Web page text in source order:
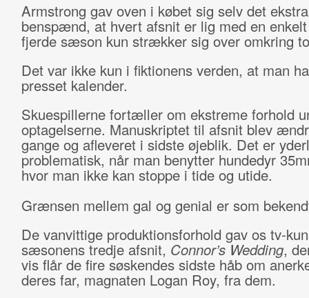
Armstrong gav oven i købet sig selv det ekstra
benspænd, at hvert afsnit er lig med en
fjerde sæson kun strækker sig over omkring
Det var ikke kun i fiktionens verden, at man
presset kalender.
Skuespillerne fortæller om ekstreme forhold
optagelserne. Manuskriptet til afsnit blev
gange og afleveret i sidste øjeblik. Det er
problematisk, når man benytter hundedyr
hvor man ikke kan stoppe i tide og utide.
Grænsen mellem gal og genial er som
De vanvittige produktionsforhold gav os tv-
sæsonens tredje afsnit, Connor’s Wedding,
vis flår de fire søskendes sidste håb om
deres far, magnaten Logan Roy, fra dem.